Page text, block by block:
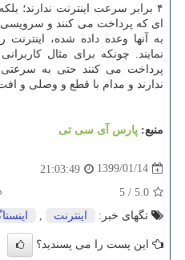
۴ برابر سرعت اینترنت ندارند؛
ای كه پرداخت می كنند و سرویسی
به آنها وعده داده شده،
ندارند و مدام با قطع و وصلی و
منبع: پارس آی سی تی
1399/01/14
21:03:49
5.0
/
5
تگهای خبر:
اینترنت
این پست را می پسندید؟